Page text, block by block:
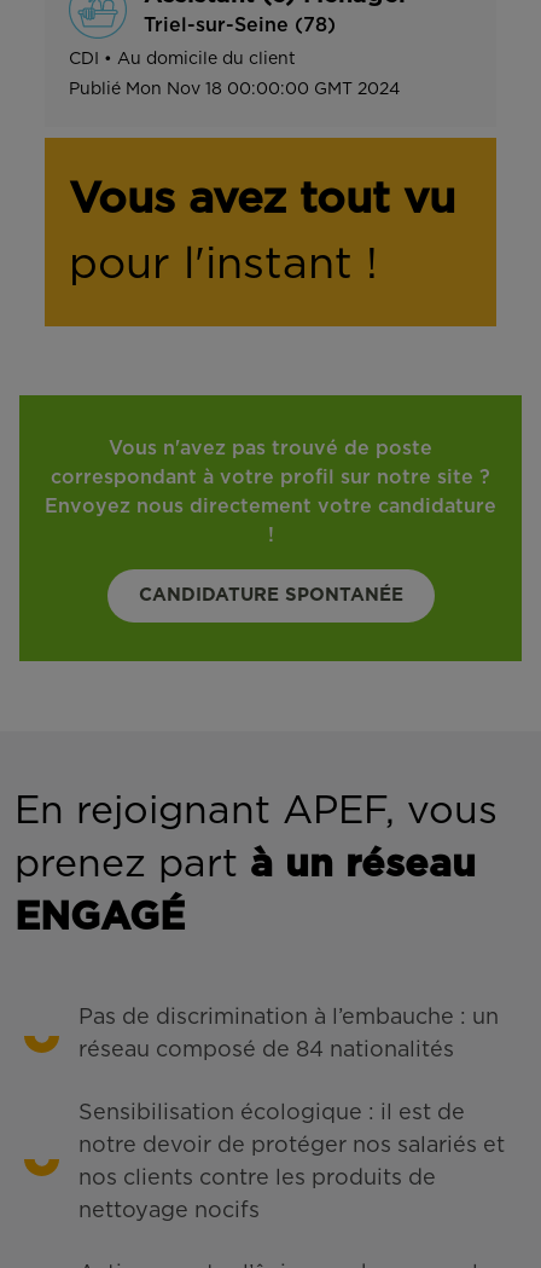
Triel-sur-Seine (78)
CDI • Au domicile du client
Publié Mon Nov 18 00:00:00 GMT 2024
Vous avez tout vu
pour l'instant !
Vous n'avez pas trouvé de poste
correspondant à votre profil sur notre site ?
Envoyez nous directement votre candidature
!
CANDIDATURE SPONTANÉE
En rejoignant APEF, vous
prenez part à un réseau
ENGAGÉ
Pas de discrimination à l’embauche : un
réseau composé de 84 nationalités
Sensibilisation écologique : il est de
notre devoir de protéger nos salariés et
nos clients contre les produits de
nettoyage nocifs